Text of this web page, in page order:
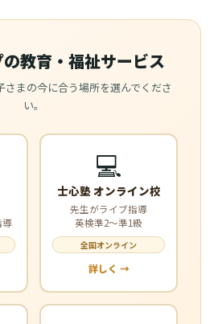
教育・福祉サービス
まの今に合う場所を選んでくださ
い。
導
💻
士心塾 オンライン校
先生がライブ指導
英検準2〜準1級
全国オンライン
詳しく →